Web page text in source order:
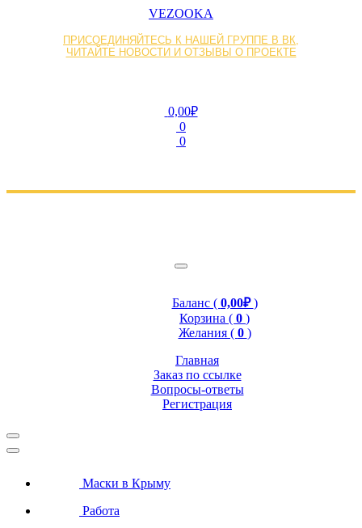
VEZOOKA
ПРИСОЕДИНЯЙТЕСЬ К НАШЕЙ ГРУППЕ В ВК,
ЧИТАЙТЕ НОВОСТИ И ОТЗЫВЫ О ПРОЕКТЕ
0,00₽
0
0
Баланс ( 0,00₽)
Корзина ( 0 )
Желания ( 0 )
Главная
Заказ по ссылке
Вопросы-ответы
Регистрация
Маски в Крыму
Работа